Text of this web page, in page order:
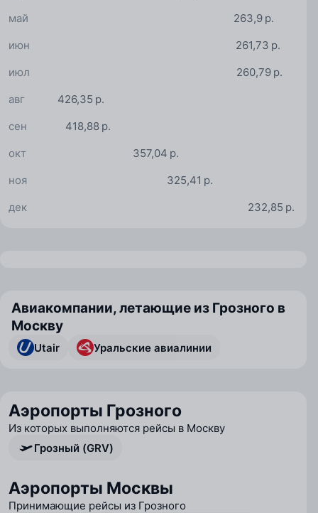
263,9 р.
май
261,73 р.
июн
260,79 р.
июл
426,35 р.
авг
418,88 р.
сен
357,04 р.
окт
325,41 р.
ноя
232,85 р.
дек
Авиакомпании, летающие из Грозного в
Москву
Utair Уральские авиалинии
Аэропорты Грозного
Из которых выполняются рейсы в Москву
Грозный (GRV)
Аэропорты Москвы
Принимающие рейсы из Грозного